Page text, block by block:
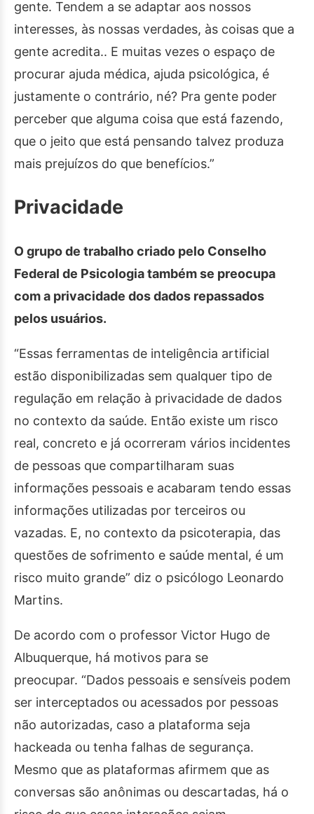
gente. Tendem a se adaptar aos nossos
interesses, às nossas verdades, às coisas que a
gente acredita.. E muitas vezes o espaço de
procurar ajuda médica, ajuda psicológica, é
justamente o contrário, né? Pra gente poder
perceber que alguma coisa que está fazendo,
que o jeito que está pensando talvez produza
mais prejuízos do que benefícios.”
Privacidade
O grupo de trabalho criado pelo Conselho
Federal de Psicologia também se preocupa
com a privacidade dos dados repassados
pelos usuários.
“Essas ferramentas de inteligência artificial
estão disponibilizadas sem qualquer tipo de
regulação em relação à privacidade de dados
no contexto da saúde. Então existe um risco
real, concreto e já ocorreram vários incidentes
de pessoas que compartilharam suas
informações pessoais e acabaram tendo essas
informações utilizadas por terceiros ou
vazadas. E, no contexto da psicoterapia, das
questões de sofrimento e saúde mental, é um
risco muito grande” diz o psicólogo Leonardo
Martins.
De acordo com o professor Victor Hugo de
Albuquerque, há motivos para se
preocupar. “Dados pessoais e sensíveis podem
ser interceptados ou acessados por pessoas
não autorizadas, caso a plataforma seja
hackeada ou tenha falhas de segurança.
Mesmo que as plataformas afirmem que as
conversas são anônimas ou descartadas, há o